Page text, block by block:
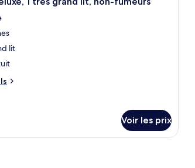
lit
Voir les prix